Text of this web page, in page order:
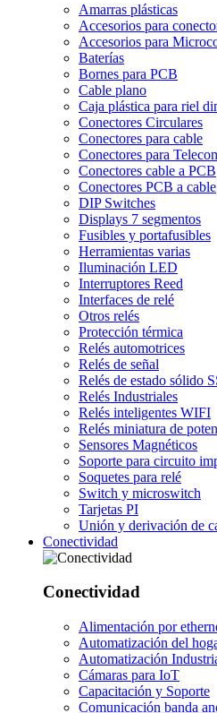
Amarras plásticas
Accesorios para
Accesorios para
Baterías
Bornes para PCB
Cable plano
Caja plástica para riel
Conectores Circulares
Conectores para cable
Conectores para
Conectores cable a PCB
Conectores PCB a cable
DIP Switches
Displays 7 segmentos
Fusibles y portafusibles
Herramientas varias
Iluminación LED
Interruptores Reed
Interfaces de relé
Otros relés
Protección térmica
Relés automotrices
Relés de señal
Relés de estado sólido
Relés Industriales
Relés inteligentes WIFI
Relés miniatura de
Sensores Magnéticos
Soporte para circuito
Soquetes para relé
Switch y microswitch
Tarjetas PI
Unión y derivación de
Conectividad
Conectividad
Alimentación por
Automatización del
Automatización
Cámaras para IoT
Capacitación y Soporte
Comunicación banda